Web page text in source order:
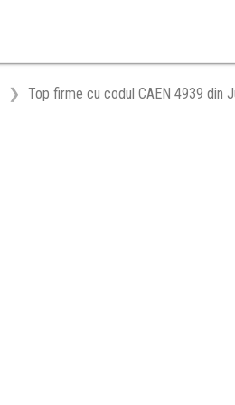
Top firme cu codul CAEN 4939 din